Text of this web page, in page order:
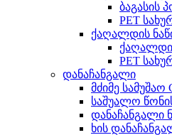
ბაგასის
PET
ქაღალდის
PET
დანაჩანგალი
მძიმე
საშუალო
დანაჩანგალი
ხის